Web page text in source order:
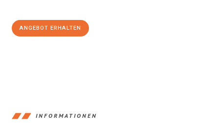
ANGEBOT ERHALTEN
INFORMATIONEN